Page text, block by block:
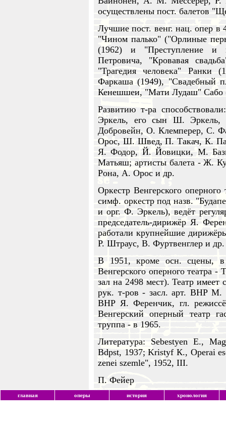
осуществлены пост. балетов
Лучшие пост. венг. нац. опер
"Чином палько" ("Орлиные
(1962) и "Преступление и
Петровича, "Кровавая
"Трагедия человека" Ранки
Фаркаша (1949), "Свадебный
Кенешшеи, "Мати Лудаш" Сабо
Развитию т-ра
Эркель, его сын Ш.
Добровейн, О. Клемперер, С.
Орос, Ш. Швед, П. Такач, К.
Я. Фодор, Й. Йовицки, М.
Матьяш; артисты балета - Ж.
Рона, А. Орос и др.
Оркестр Венгерского
симф. оркестр под назв.
и орг. Ф. Эркель), ведёт
председатель-дирижёр Я.
работали крупнейшие
Р. Штраус, В. Фуртвенглер и др.
В 1951, кроме осн. сцены, в
Венгерского оперного театра
зал на 2498 мест). Театр имеет
рук. т-ров - засл. арт. ВНР М.
ВНР Я. Ференчик, гл.
Венгерский оперный театр
труппа - в 1965.
Литература: Sebestyen E.,
Bdpst, 1937; Kristуf К., Operai
zenei szemle", 1952, III.
П. Фейер
главная оперы история хронология